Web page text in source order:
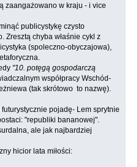
zaangażowano w kraju - i vice
publicystykę czysto
Zresztą chyba właśnie cykl z
(spoleczno-obyczajowa),
"10. potęgą gospodarczą
współpracy Wschód-
(tak skrótowo to nazwę).
pojadę- Lem sprytnie
"republiki bananowej".
ale jak najbardziej
hicior lata miłości: